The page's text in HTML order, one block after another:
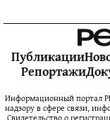
Публикации
Репортажи
Информационный портал
надзору в сфере связи,
Свидетельство о